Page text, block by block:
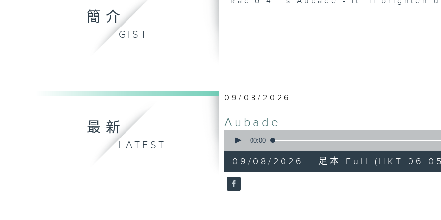
簡介
GIST
最新
LATEST
09/08/2026
Aubade
seconds
55
minutes,
0
seconds
90%
00:00
09/08/2026 - 足本 Full (HKT